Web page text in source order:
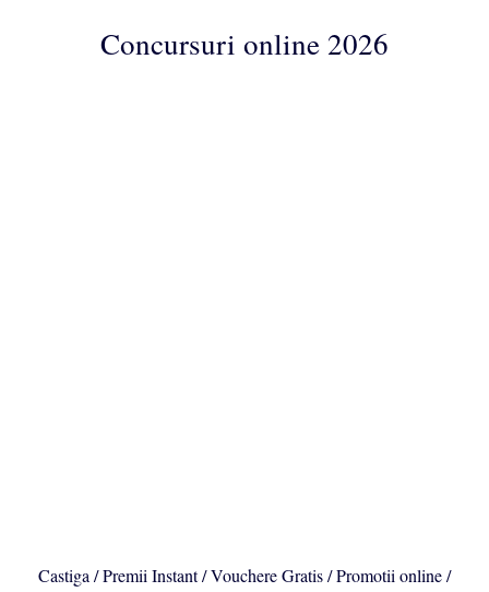
ConcursuriConcursuri online 2026
Castiga / Premii Instant / Vouchere Gratis / Promotii online /